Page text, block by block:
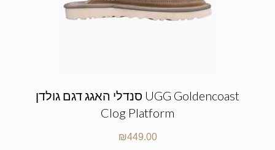
סנדלי האגג דגם גולדן UGG Goldencoast
Clog Platform
₪449.00